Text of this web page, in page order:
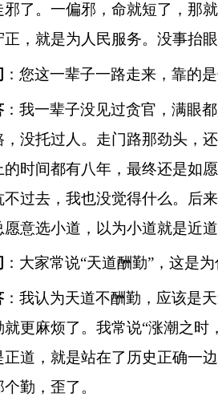
邪了。一偏邪，命就短了，那
正，就是为人民服务。没事抬
：您这一辈子一路走来，靠的
：我一辈子没见过贪官，满眼
，没托过人。走门路那劲头，
的时间都有八年，最终还是如
不过去，我也没觉得什么。后
愿意选小道，以为小道就是近
：大家常说“天道酬勤”，这是
：我认为天道不酬勤，应该是
就更麻烦了。我常说“涨潮之时
正道，就是站在了历史正确一
勤，歪了。